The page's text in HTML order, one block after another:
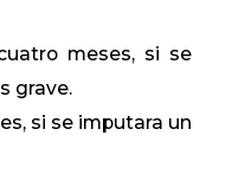
meses, si se
grave.
si se imputara un